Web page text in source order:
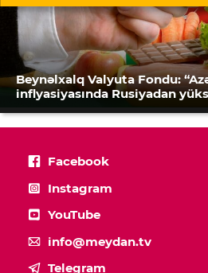
Beynəlxalq Valyuta Fondu:
inflyasiyasında Rusiyadan
Facebook
Instagram
YouTube
info@meydan.tv
Telegram